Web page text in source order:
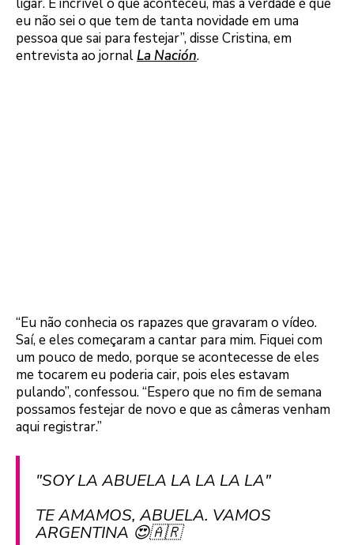
ligar. É incrível o que aconteceu, mas a verdade é que
eu não sei o que tem de tanta novidade em uma
pessoa que sai para festejar”, disse Cristina, em
entrevista ao jornalLa Nación.
“Eu não conhecia os rapazes que gravaram o vídeo.
Saí, e eles começaram a cantar para mim. Fiquei com
um pouco de medo, porque se acontecesse de eles
me tocarem eu poderia cair, pois eles estavam
pulando”, confessou. “Espero que no fim de semana
possamos festejar de novo e que as câmeras venham
aqui registrar.”
"SOY LA ABUELA LA LA LA LA"
TE AMAMOS, ABUELA. VAMOS
ARGENTINA 😍🇦🇷